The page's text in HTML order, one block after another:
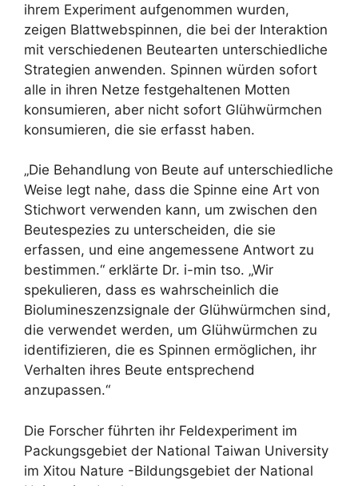
ihrem Experiment aufgenommen wurden,
zeigen Blattwebspinnen, die bei der Interaktion
mit verschiedenen Beutearten unterschiedliche
Strategien anwenden. Spinnen würden sofort
alle in ihren Netze festgehaltenen Motten
konsumieren, aber nicht sofort Glühwürmchen
konsumieren, die sie erfasst haben.
„Die Behandlung von Beute auf unterschiedliche
Weise legt nahe, dass die Spinne eine Art von
Stichwort verwenden kann, um zwischen den
Beutespezies zu unterscheiden, die sie
erfassen, und eine angemessene Antwort zu
bestimmen.“ erklärte Dr. i-min tso. „Wir
spekulieren, dass es wahrscheinlich die
Biolumineszenzsignale der Glühwürmchen sind,
die verwendet werden, um Glühwürmchen zu
identifizieren, die es Spinnen ermöglichen, ihr
Verhalten ihres Beute entsprechend
anzupassen.“
Die Forscher führten ihr Feldexperiment im
Packungsgebiet der National Taiwan University
im Xitou Nature -Bildungsgebiet der National